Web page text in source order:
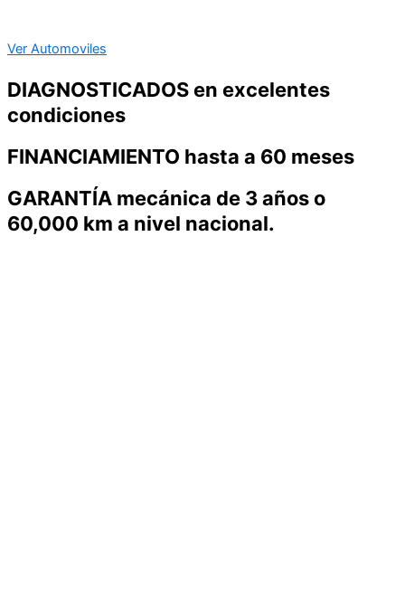
Ver Automoviles
DIAGNOSTICADOS en excelentes
condiciones
FINANCIAMIENTO hasta a 60 meses
GARANTÍA mecánica de 3 años o
60,000 km a nivel nacional.